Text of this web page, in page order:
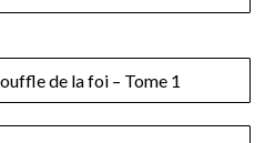
de la foi – Tome 1